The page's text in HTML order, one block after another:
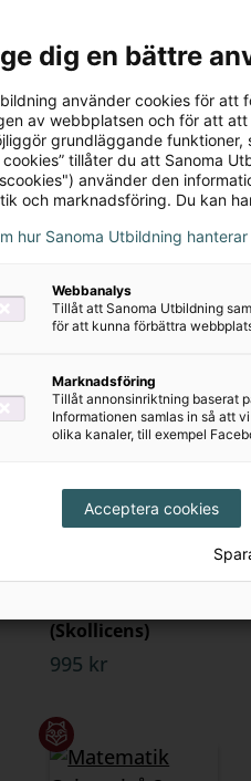
simuleringar
Exituppgifter
Kontakt
Matematik Origo
(Skollicens)
995 kr
dig en bättre
använder cookies för att
av webbplatsen och för att
grundläggande
cookies” tillåter du att Sanoma
använder den
och marknadsföring. Du kan
hur Sanoma Utbildning
Webbanalys
Tillåt att Sanoma Utbildning
för att kunna förbättra
Marknadsföring
Tillåt annonsinriktning baserat
Informationen samlas in så att
olika kanaler, till exempel
Acceptera cookies